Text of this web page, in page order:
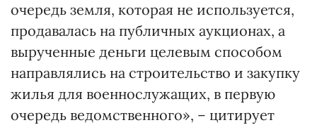
очередь земля, которая не используется,
продавалась на публичных аукционах, а
вырученные деньги целевым способом
направлялись на строительство и закупку
жилья для военнослужащих, в первую
очередь ведомственного», – цитирует